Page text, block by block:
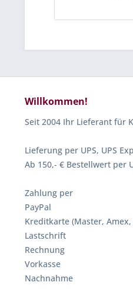
Willkommen!
Seit 2004 Ihr Lieferant für
Lieferung per UPS, UPS
Ab 150,- € Bestellwert per
Zahlung per
PayPal
Kreditkarte (Master, Amex,
Lastschrift
Rechnung
Vorkasse
Nachnahme